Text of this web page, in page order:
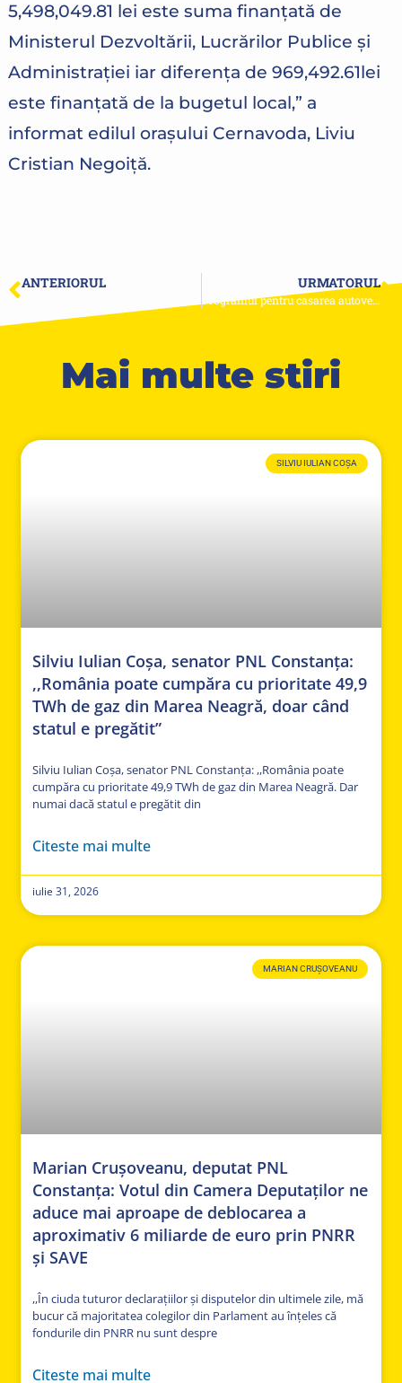
5,498,049.81 lei este suma finanțată de
Ministerul Dezvoltării, Lucrărilor Publice și
Administrației iar diferența de 969,492.61lei
este finanțată de la bugetul local,” a
informat edilul orașului Cernavoda, Liviu
Cristian Negoiță.
ANTERIORUL URMATORUL
Programul pentru casarea autovehiculelor mai vechi de 15 ani continua până pe 31 august
Mai multe stiri
SILVIU IULIAN COȘA
Silviu Iulian Coșa, senator PNL Constanța:
,,România poate cumpăra cu prioritate 49,9
TWh de gaz din Marea Neagră, doar când
statul e pregătit”
Silviu Iulian Coșa, senator PNL Constanța: ,,România poate
cumpăra cu prioritate 49,9 TWh de gaz din Marea Neagră. Dar
numai dacă statul e pregătit din
Citeste mai multe
iulie 31, 2026
MARIAN CRUȘOVEANU
Marian Crușoveanu, deputat PNL
Constanța: Votul din Camera Deputaților ne
aduce mai aproape de deblocarea a
aproximativ 6 miliarde de euro prin PNRR
și SAVE
,,În ciuda tuturor declarațiilor și disputelor din ultimele zile, mă
bucur că majoritatea colegilor din Parlament au înțeles că
fondurile din PNRR nu sunt despre
Citeste mai multe